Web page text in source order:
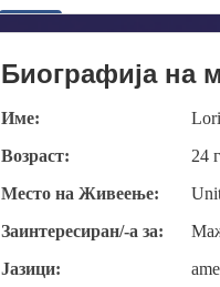
Биографија на
Име:
Возраст:
24
Место на Живеење:
Заинтересиран/-а за:
Јазици: